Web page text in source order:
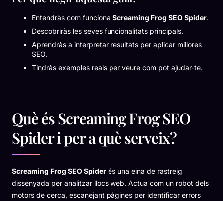
Entendràs com funciona Screaming Frog SEO Spider.
Descobriràs les seves funcionalitats principals.
Aprendràs a interpretar resultats per aplicar millores
SEO.
Tindràs exemples reals per veure com pot ajudar-te.
Què és Screaming Frog SEO
Spider i per a què serveix?
Screaming Frog SEO Spider és una eina de rastreig
dissenyada per analitzar llocs web. Actua com un robot dels
motors de cerca, escanejant pàgines per identificar errors